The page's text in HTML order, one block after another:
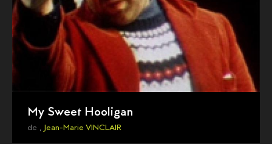
My Sweet Hooligan
de , Jean-Marie VINCLAIR